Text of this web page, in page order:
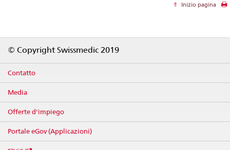
Inizio pagina
© Copyright Swissmedic 2019
Contatto
Media
Offerte d'impiego
Portale eGov (Applicazioni)